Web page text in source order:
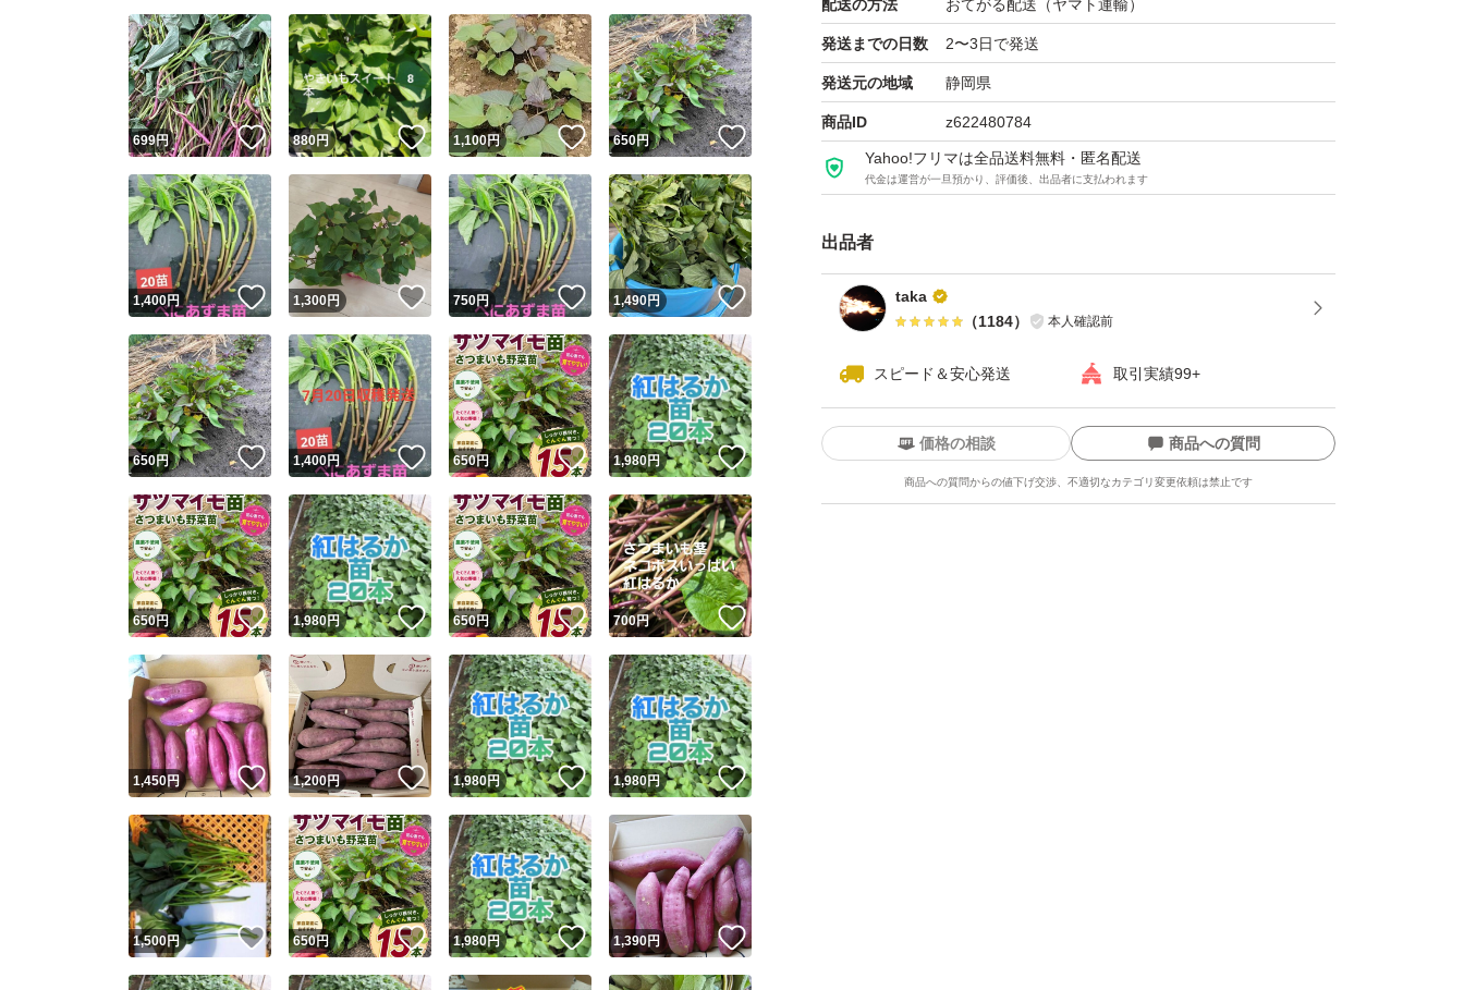
【紅はるか】本種は登録品種（ＰＶＰ）です。
出入する行為は損害賠償、刑事罰の対象となる場合がございま
す。
お支払いしていますので、ご安心して生産して下さい。）
稀にウイルス病という病気を親から受け継いでしまっていること
ウイルス病にかかってしまうと、うまく育たずに収量が落ちてし
近年サツマイモの病気も多発していますので、なるべく広がらな
い為にもウイルスフリー苗からの栽培にご協力お願い致します。
配送の方法 おてがる配送（ヤマト運輸）
発送までの日数 2〜3日で発送
発送元の地域 静岡県
商品ID z622480784
Yahoo!フリマは全品送料無料・匿名配送
代金は運営が一旦預かり、評価後、出品者に支払われます
出品者
taka
（1184） 本人確認前
スピード＆安心発送 取引実績99+
ユーザーの実績について
Yahoo!フリマが定めた一定の基準を満たしたユーザーにバッジを付与しています
価格の相談 商品への質問
商品への質問からの値下げ交渉、不適切なカテゴリ変更依頼は禁止です
699円 いいね！
880円 いいね！
1,100円 いいね！
650円 いいね！
1,400円 いいね！
1,300円 いいね！
750円 いいね！
1,490円 いいね！
650円 いいね！
1,400円 いいね！
650円 いいね！
1,980円 いいね！
650円 いいね！
1,980円 いいね！
650円 いいね！
700円 いいね！
1,450円 いいね！
1,200円 いいね！
1,980円 いいね！
1,980円 いいね！
1,500円 いいね！
650円 いいね！
1,980円 いいね！
1,390円 いいね！